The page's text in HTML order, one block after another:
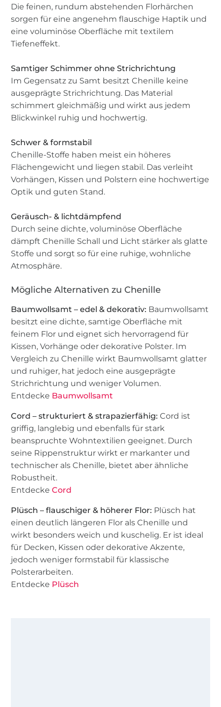
Die feinen, rundum abstehenden Florhärchen
sorgen für eine angenehm flauschige Haptik und
eine voluminöse Oberfläche mit textilem
Tiefeneffekt.
Samtiger Schimmer ohne Strichrichtung
Im Gegensatz zu Samt besitzt Chenille keine
ausgeprägte Strichrichtung. Das Material
schimmert gleichmäßig und wirkt aus jedem
Blickwinkel ruhig und hochwertig.
Schwer & formstabil
Chenille-Stoffe haben meist ein höheres
Flächengewicht und liegen stabil. Das verleiht
Vorhängen, Kissen und Polstern eine hochwertige
Optik und guten Stand.
Geräusch- & lichtdämpfend
Durch seine dichte, voluminöse Oberfläche
dämpft Chenille Schall und Licht stärker als glatte
Stoffe und sorgt so für eine ruhige, wohnliche
Atmosphäre.
Mögliche Alternativen zu Chenille
Baumwollsamt – edel & dekorativ: Baumwollsamt
besitzt eine dichte, samtige Oberfläche mit
feinem Flor und eignet sich hervorragend für
Kissen, Vorhänge oder dekorative Polster. Im
Vergleich zu Chenille wirkt Baumwollsamt glatter
und ruhiger, hat jedoch eine ausgeprägte
Strichrichtung und weniger Volumen.
Entdecke Baumwollsamt
Cord – strukturiert & strapazierfähig: Cord ist
griffig, langlebig und ebenfalls für stark
beanspruchte Wohntextilien geeignet. Durch
seine Rippenstruktur wirkt er markanter und
technischer als Chenille, bietet aber ähnliche
Robustheit.
EntdeckeCord
Plüsch – flauschiger & höherer Flor: Plüsch hat
einen deutlich längeren Flor als Chenille und
wirkt besonders weich und kuschelig. Er ist ideal
für Decken, Kissen oder dekorative Akzente,
jedoch weniger formstabil für klassische
Polsterarbeiten.
Entdecke Plüsch